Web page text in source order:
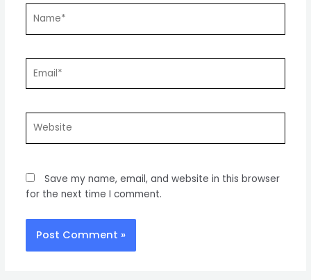
Save my name, email, and website in this browser
for the next time I comment.